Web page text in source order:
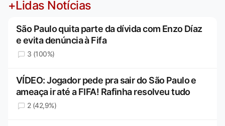
+Lidas Notícias
São Paulo quita parte da dívida com Enzo Díaz
e evita denúncia à Fifa
3 (100%)
VÍDEO: Jogador pede pra sair do São Paulo e
ameaça ir até a FIFA! Rafinha resolveu tudo
2 (42,9%)